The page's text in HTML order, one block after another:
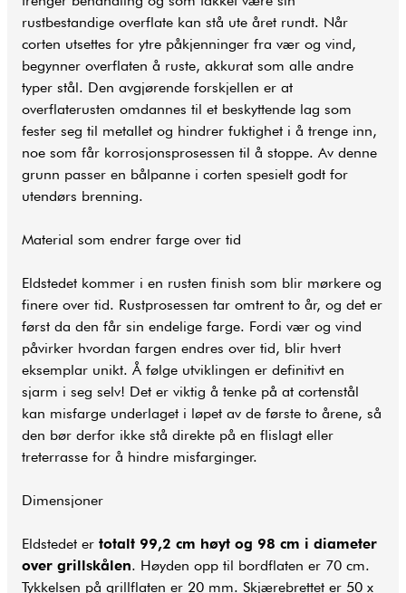
rustbestandige overflate kan stå ute året rundt. Når
corten utsettes for ytre påkjenninger fra vær og vind,
begynner overflaten å ruste, akkurat som alle andre
typer stål. Den avgjørende forskjellen er at
overflaterusten omdannes til et beskyttende lag som
fester seg til metallet og hindrer fuktighet i å trenge inn,
noe som får korrosjonsprosessen til å stoppe. Av denne
grunn passer en bålpanne i corten spesielt godt for
utendørs brenning.
Material som endrer farge over tid
Eldstedet kommer i en rusten finish som blir mørkere og
finere over tid. Rustprosessen tar omtrent to år, og det er
først da den får sin endelige farge. Fordi vær og vind
påvirker hvordan fargen endres over tid, blir hvert
eksemplar unikt. Å følge utviklingen er definitivt en
sjarm i seg selv! Det er viktig å tenke på at cortenstål
kan misfarge underlaget i løpet av de første to årene, så
den bør derfor ikke stå direkte på en flislagt eller
treterrasse for å hindre misfarginger.
Dimensjoner
Eldstedet er totalt 99,2 cm høyt og 98 cm i diameter
over grillskålen. Høyden opp til bordflaten er 70 cm.
Tykkelsen på grillflaten er 20 mm. Skjærebrettet er 50 x